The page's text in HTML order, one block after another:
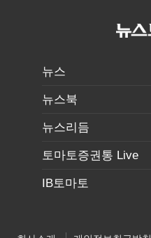
뉴스
뉴스북
뉴스리듬
토마토증권통 Live
IB토마토